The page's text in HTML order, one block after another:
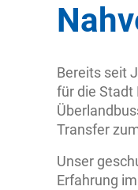
Bereits seit
für die Stadt
Transfer
Unser
Erfahrung